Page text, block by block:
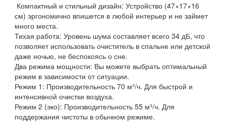
Компактный и стильный дизайн: Устройство (47×17×16
см) эргономично впишется в любой интерьер и не займет
много места.
Тихая работа: Уровень шума составляет всего 34 дБ, что
позволяет использовать очиститель в спальне или детской
даже ночью, не беспокоясь о сне.
Два режима мощности: Вы можете выбрать оптимальный
режим в зависимости от ситуации.
Режим 1: Производительность 70 м³/ч. Для быстрой и
интенсивной очистки воздуха.
Режим 2 (эко): Производительность 55 м³/ч. Для
поддержания чистоты в обычном режиме.